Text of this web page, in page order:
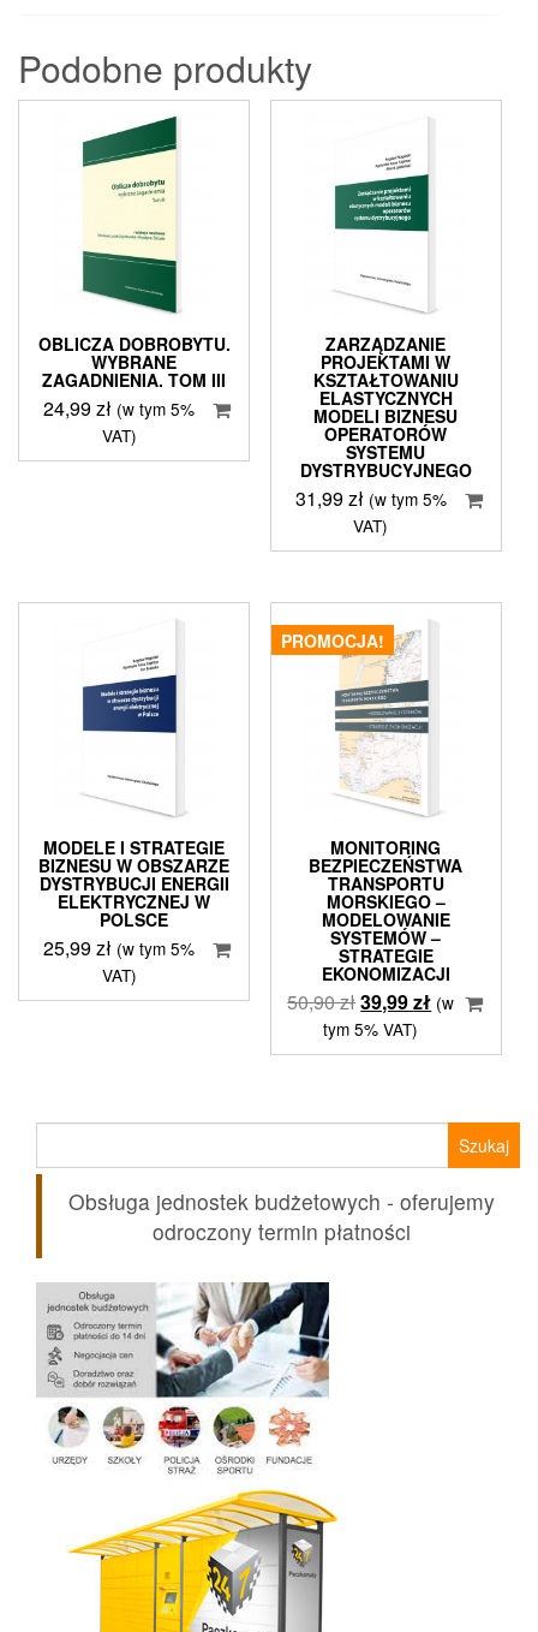
Podobne produkty
OBLICZA DOBROBYTU.
WYBRANE
ZAGADNIENIA. TOM III
24,99zł (w tym 5%
VAT)
ZARZĄDZANIE
PROJEKTAMI W
KSZTAŁTOWANIU
ELASTYCZNYCH
MODELI BIZNESU
OPERATORÓW
SYSTEMU
DYSTRYBUCYJNEGO
31,99zł (w tym 5%
VAT)
MODELE I STRATEGIE
BIZNESU W OBSZARZE
DYSTRYBUCJI ENERGII
ELEKTRYCZNEJ W
POLSCE
25,99zł (w tym 5%
VAT)
PROMOCJA!
MONITORING
BEZPIECZEŃSTWA
TRANSPORTU
MORSKIEGO –
MODELOWANIE
SYSTEMÓW –
STRATEGIE
EKONOMIZACJI
50,90złPierwotna
cena
wynosiła:
39,99złAktualna
wynosi:
(w
tym 5% VAT)
Obsługa jednostek budżetowych - oferujemy
odroczony termin płatności